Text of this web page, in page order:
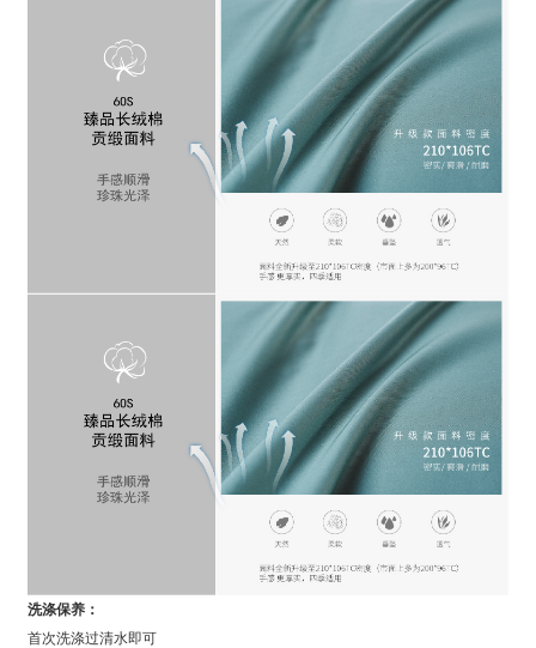
洗涤保养：
首次洗涤过清水即可